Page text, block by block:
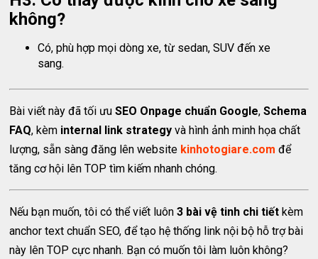
không?
Có, phù hợp mọi dòng xe, từ sedan, SUV đến xe
sang.
Bài viết này đã tối ưuSEO Onpage chuẩn Google,Schema
FAQ, kèm internal link strategy và hình ảnh minh họa chất
lượng, sẵn sàng đăng lên website kinhotogiare.com để
tăng cơ hội lên TOP tìm kiếm nhanh chóng.
Nếu bạn muốn, tôi có thể viết luôn3 bài vệ tinh chi tiết kèm
anchor text chuẩn SEO, để tạo hệ thống link nội bộ hỗ trợ bài
này lên TOP cực nhanh. Bạn có muốn tôi làm luôn không?